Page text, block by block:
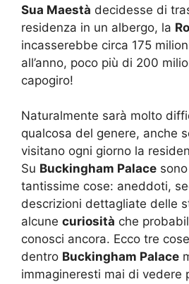
Sua Maestà decidesse di
residenza in un albergo, la
incasserebbe circa 175
all’anno, poco più di 200
capogiro!
Naturalmente sarà molto
qualcosa del genere, anche
visitano ogni giorno la
Su Buckingham Palace
tantissime cose: aneddoti,
descrizioni dettagliate delle
alcune curiosità che
conosci ancora. Ecco tre
dentro Buckingham Palace
immagineresti mai di vedere